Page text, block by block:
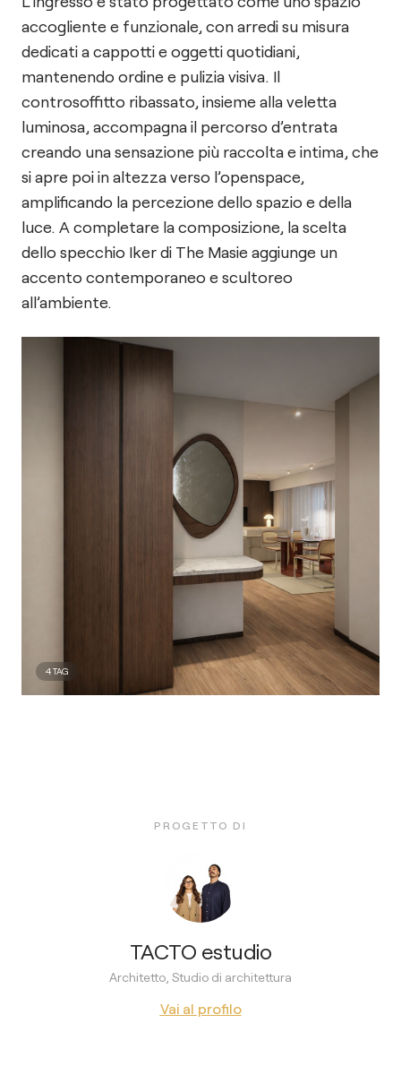
accogliente e funzionale, con arredi su misura
dedicati a cappotti e oggetti quotidiani,
mantenendo ordine e pulizia visiva. Il
controsoffitto ribassato, insieme alla veletta
luminosa, accompagna il percorso d’entrata
creando una sensazione più raccolta e intima, che
si apre poi in altezza verso l’openspace,
amplificando la percezione dello spazio e della
luce. A completare la composizione, la scelta
dello specchio Iker di The Masie aggiunge un
accento contemporaneo e scultoreo
all’ambiente.
4TAG
PROGETTO DI
TACTO estudio
Architetto, Studio di architettura
Vai al profilo